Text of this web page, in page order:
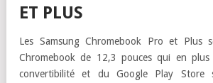
ET PLUS
Les Samsung Chromebook Pro et Plus
Chromebook de 12,3 pouces qui en
convertibilité et du Google Play Store